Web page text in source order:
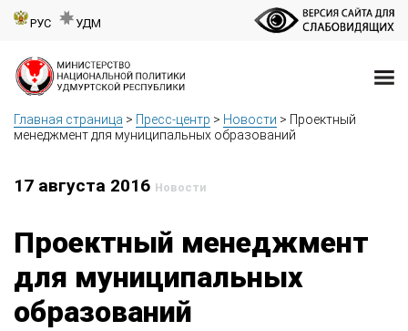
РУС УДМ
Главная страница > Пресс-центр > Новости > Проектный
менеджмент для муниципальных образований
17 августа 2016 Новости
Проектный менеджмент
для муниципальных
образований